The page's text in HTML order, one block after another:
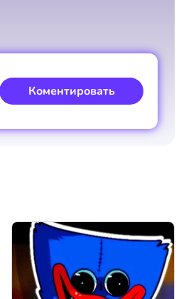
Коментировать
Коментировать